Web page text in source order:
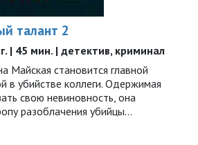
талант 2
| 45 мин. | детектив, криминал
Майская становится главной
в убийстве коллеги. Одержимая
свою невиновность, она
разоблачения убийцы…